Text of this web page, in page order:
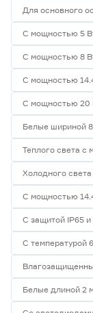
Для основного
С мощностью 5
С мощностью 8
С мощностью
С мощностью 20
Белые шириной
Теплого света с
Холодного света
С мощностью
С защитой IP65
С температурой
Белые длиной 2